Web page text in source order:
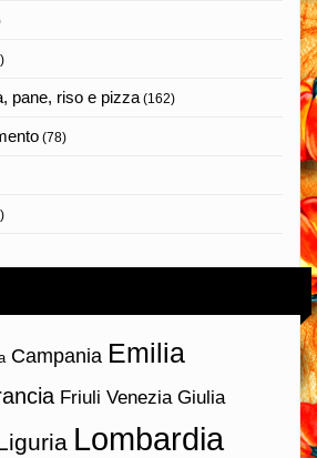
pane, riso e pizza(162)
(78)
Campania Emilia
Friuli Venezia Giulia
Lombardia